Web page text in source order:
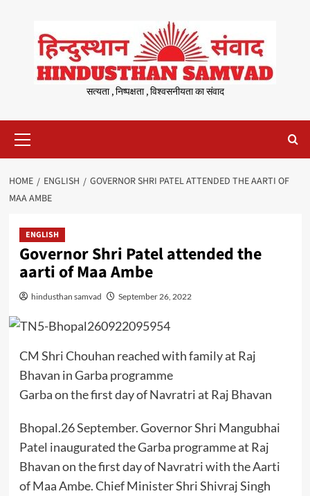
content
सत्यता , निष्पक्षता , विश्वसनीयता का संवाद
Menu
HOME ENGLISH
GOVERNOR SHRI PATEL ATTENDED THE AARTI OF
MAA AMBE
ENGLISH
Governor Shri Patel attended the
aarti of Maa Ambe
hindusthan samvad September 26, 2022
CM Shri Chouhan reached with family at Raj
Bhavan in Garba programme
Garba on the first day of Navratri at Raj Bhavan
Bhopal.26 September. Governor Shri Mangubhai
Patel inaugurated the Garba programme at Raj
Bhavan on the first day of Navratri with the Aarti
of Maa Ambe. Chief Minister Shri Shivraj Singh